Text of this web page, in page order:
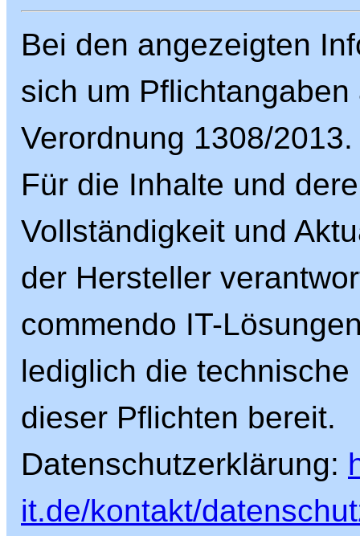
Bei den angezeigten
sich um
Verordnung 1308/2013.
Für die Inhalte und
Vollständigkeit und
der Hersteller
commendo IT-
lediglich die
dieser Pflichten bereit.
Datenschutzerklärung:
it.de/kontakt/